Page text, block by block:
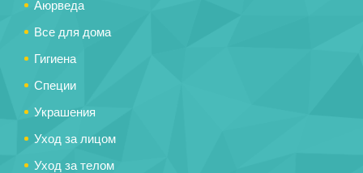
Аюрведа
Все для дома
Гигиена
Специи
Украшения
Уход за лицом
Уход за телом